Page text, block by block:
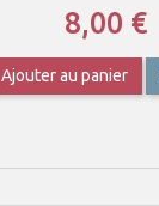
8,00 €
Ajouter au panier